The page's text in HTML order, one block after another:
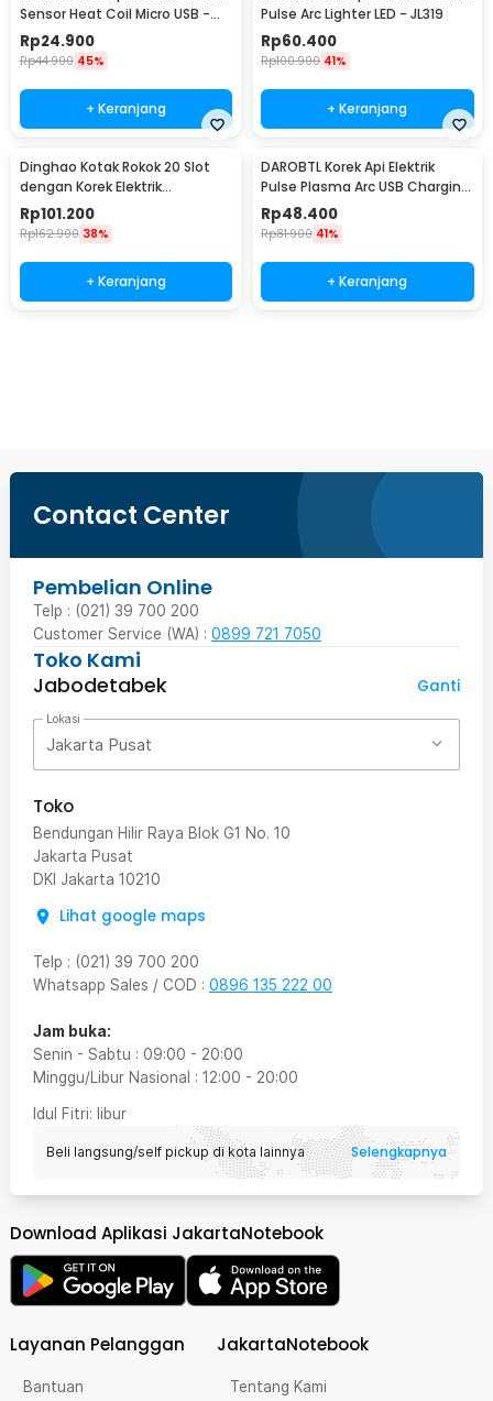
Sensor Heat Coil Micro USB -
JL711
Rp24.900
Rp44.900 45%
+ Keranjang
Pulse Arc Lighter LED - JL319
Rp60.400
Rp100.900 41%
+ Keranjang
Dinghao Kotak Rokok 20 Slot
dengan Korek Elektrik
Pyrotechnic - DH-9010
Rp101.200
Rp162.900 38%
+ Keranjang
DAROBTL Korek Api Elektrik
Pulse Plasma Arc USB Charging
- M911
Rp48.400
Rp81.900 41%
+ Keranjang
Contact Center
Pembelian Online
Telp : (021) 39 700 200
Customer Service (WA) : 0899 721 7050
Toko Kami
Jabodetabek
Ganti
Lokasi
Jakarta Pusat
Toko
Bendungan Hilir Raya Blok G1 No. 10
Jakarta Pusat
DKI Jakarta 10210
Lihat google maps
Telp : (021) 39 700 200
Whatsapp Sales / COD : 0896 135 222 00
Jam buka:
Senin - Sabtu : 09:00 - 20:00
Minggu/Libur Nasional : 12:00 - 20:00
Idul Fitri: libur
Beli langsung/self pickup di kota lainnya Selengkapnya
Download Aplikasi JakartaNotebook
Layanan Pelanggan
Bantuan
JakartaNotebook
Tentang Kami